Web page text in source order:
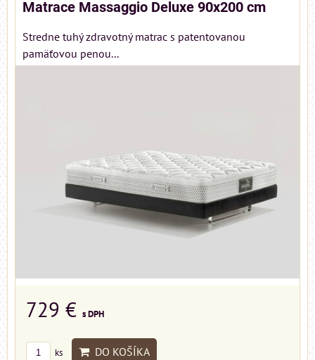
Matrace Massaggio Deluxe 90x200 cm
Stredne tuhý zdravotný matrac s patentovanou
pamäťovou penou...
729 € s DPH
ks DO KOŠÍKA